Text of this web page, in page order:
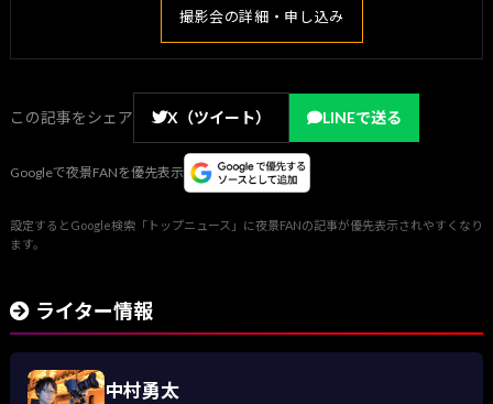
撮影会の詳細・申し込み
この記事をシェア X（ツイート） LINEで送る
Googleで夜景FANを優先表示
設定するとGoogle検索「トップニュース」に夜景FANの記事が優先表示されやすくなり
ます。
ライター情報
中村勇太